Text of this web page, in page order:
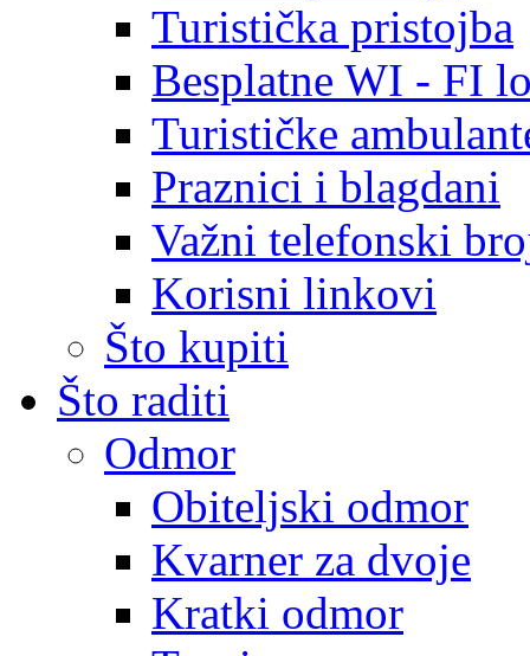
Turistička pristojba
Besplatne WI - FI
Turističke
Praznici i blagdani
Važni telefonski
Korisni linkovi
Što kupiti
Što raditi
Odmor
Obiteljski odmor
Kvarner za dvoje
Kratki odmor